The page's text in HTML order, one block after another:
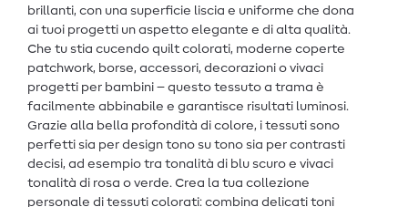
brillanti, con una superficie liscia e uniforme che dona
ai tuoi progetti un aspetto elegante e di alta qualità.
Che tu stia cucendo quilt colorati, moderne coperte
patchwork, borse, accessori, decorazioni o vivaci
progetti per bambini – questo tessuto a trama è
facilmente abbinabile e garantisce risultati luminosi.
Grazie alla bella profondità di colore, i tessuti sono
perfetti sia per design tono su tono sia per contrasti
decisi, ad esempio tra tonalità di blu scuro e vivaci
tonalità di rosa o verde. Crea la tua collezione
personale di tessuti colorati: combina delicati toni